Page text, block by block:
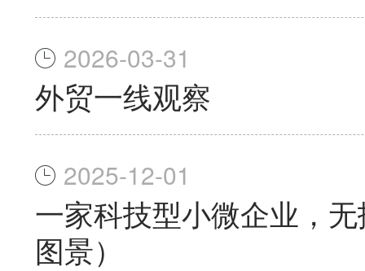
2026-03-31
外贸一线观察
2025-12-01
一家科技型小微企业，
图景）